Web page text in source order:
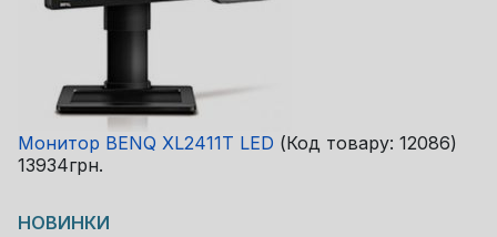
Монитор BENQ XL2411T LED (Код товару: 12086)
13934грн.
НОВИНКИ